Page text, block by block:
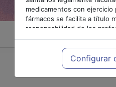
medicamentos con
fármacos se facilita a título
responsabilidad de los
medicamentos y decidir, en
adecuado a las necesidades
Configurar